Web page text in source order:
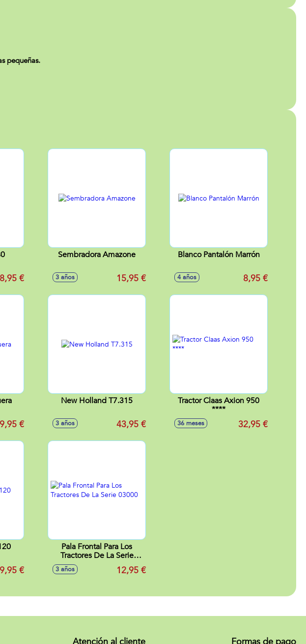
pequeñas.
€
Sembradora Amazone
3 años 15,95 €
Blanco Pantalón Marrón
4 años 8,95 €
€
New Holland T7.315
3 años 43,95 €
Tractor Claas Axion 950
****
36 meses 32,95 €
€
Pala Frontal Para Los
Tractores De La Serie
3 años 12,95 €